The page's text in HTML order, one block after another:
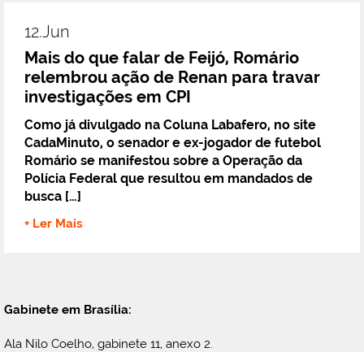
12.jun
Mais do que falar de Feijó, Romário
relembrou ação de Renan para travar
investigações em CPI
Como já divulgado na Coluna Labafero, no site
CadaMinuto, o senador e ex-jogador de futebol
Romário se manifestou sobre a Operação da
Polícia Federal que resultou em mandados de
busca […]
+ Ler Mais
Gabinete em Brasília:
Ala Nilo Coelho, gabinete 11, anexo 2.